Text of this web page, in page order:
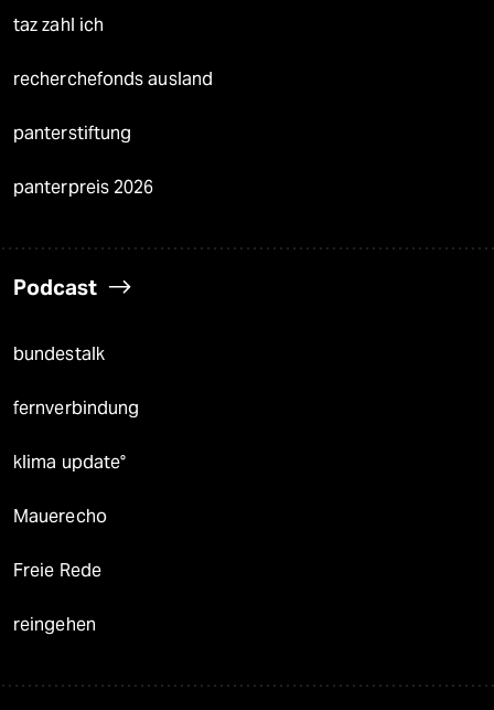
taz zahl ich
recherchefonds ausland
panterstiftung
panterpreis 2026
Podcast
bundestalk
fernverbindung
klima update°
Mauerecho
Freie Rede
reingehen